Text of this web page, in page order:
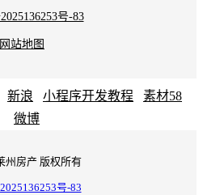
号-83
网站地图
新浪 小程序开发教程
素材58
微博
州房产 版权所有
号-83